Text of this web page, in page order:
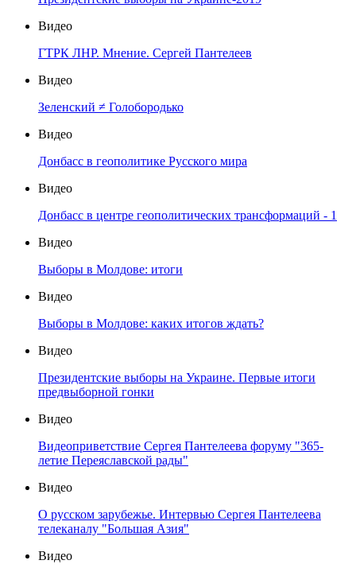
Видео
ГТРК ЛНР. Мнение. Сергей Пантелеев
Видео
Зеленский ≠ Голобородько
Видео
Донбасс в геополитике Русского мира
Видео
Донбасс в центре геополитических трансформаций - 1
Видео
Выборы в Молдове: итоги
Видео
Выборы в Молдове: каких итогов ждать?
Видео
Президентские выборы на Украине. Первые итоги
предвыборной гонки
Видео
Видеоприветствие Сергея Пантелеева форуму "365-
летие Переяславской рады"
Видео
О русском зарубежье. Интервью Сергея Пантелеева
телеканалу "Большая Азия"
Видео